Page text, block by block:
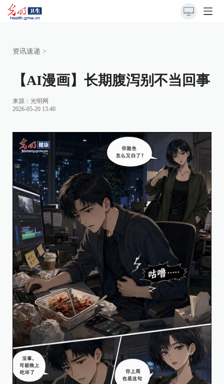
资讯速递 >
【AI漫画】长期腹泻别不当回事
来源：光明网
2026-05-20 13:40